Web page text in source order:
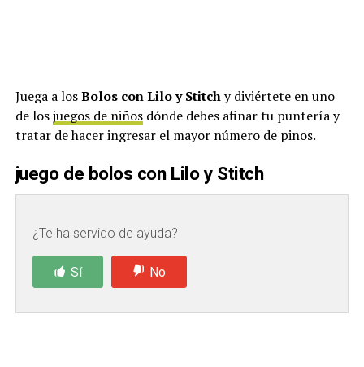
Juega a losBolos con Lilo y Stitchy diviértete en uno
de losjuegos de niñosdónde debes afinar tu puntería y
tratar de hacer ingresar el mayor número de pinos.
juego de bolos con Lilo y Stitch
¿Te ha servido de ayuda?
Sí No